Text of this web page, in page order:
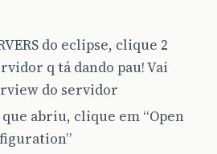
do eclipse, clique 2
q tá dando pau! Vai
do servidor
abriu, clique em “Open